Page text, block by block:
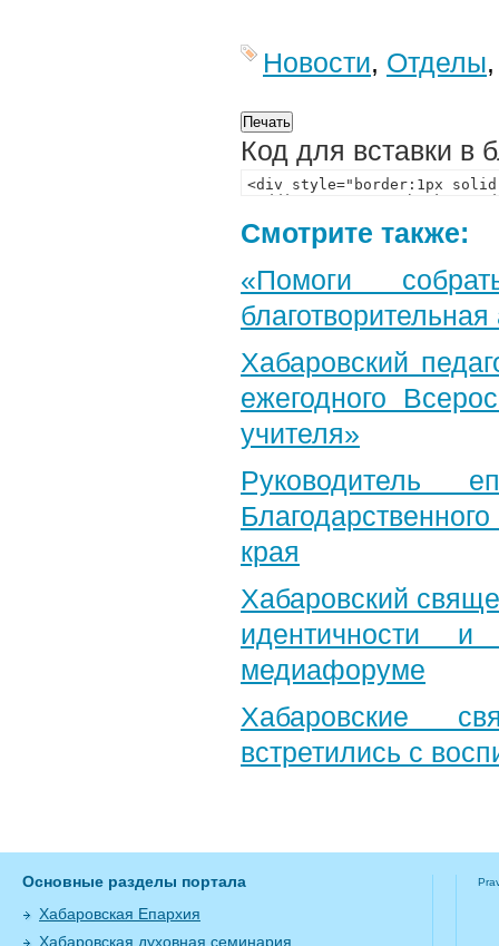
Новости, Отделы
Код для вставки в
Смотрите также:
«Помоги
Хабаровский
ежегодного
учителя»
Руководитель
края
Хабаровский
идентичности
медиафоруме
Хабаровские
встретились с
Основные разделы портала
Хабаровская Епархия
Хабаровская духовная семинария